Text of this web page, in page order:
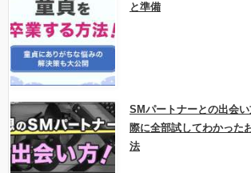
と準備
SMパートナーとの出会
際に全部試してわかった
法